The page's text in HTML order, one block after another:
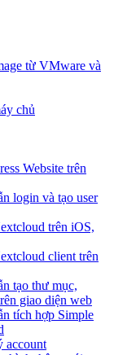
từ VMware và
chủ
Website trên
login và tạo user
trên iOS,
client trên
tạo thư mục,
giao diện web
tích hợp Simple
account